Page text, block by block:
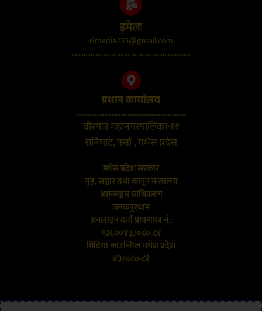
इमेलः
Gmedia255@gmail.com
....................................................................
प्रधान कार्यालय
...............................................
वीरगंज महानगरपालिका-११
रानिघाट, पर्सा , मधेस प्रदेस
मधेस प्रदेश सरकार
गृह, सञ्चार तथा कानून मन्त्रालय
आमसञ्चार प्राधिकरण
जनकपुरधाम
अनलाइन दर्ता प्रमाणपत्र नं.:
म.प्र.००४३/०८०-८१
मिडिया काउन्सिल मधेश प्रदेश
४३/०८०-८१